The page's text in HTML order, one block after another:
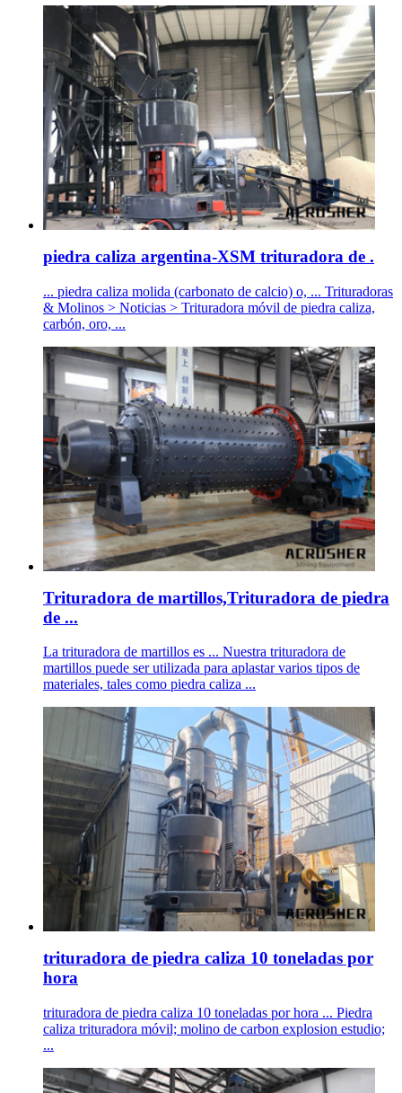
piedra caliza argentina-XSM trituradora de .
... piedra caliza molida (carbonato de calcio) o, ... Trituradoras
& Molinos > Noticias > Trituradora móvil de piedra caliza,
carbón, oro, ...
Trituradora de martillos,Trituradora de piedra
de ...
La trituradora de martillos es ... Nuestra trituradora de
martillos puede ser utilizada para aplastar varios tipos de
materiales, tales como piedra caliza ...
trituradora de piedra caliza 10 toneladas por
hora
trituradora de piedra caliza 10 toneladas por hora ... Piedra
caliza trituradora móvil; molino de carbon explosion estudio;
...